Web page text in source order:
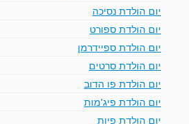
יום הולדת נסיכה
יום הולדת ספורט
יום הולדת ספיידרמן
יום הולדת סרטים
יום הולדת פו הדוב
יום הולדת פיג'מות
יום הולדת פיות